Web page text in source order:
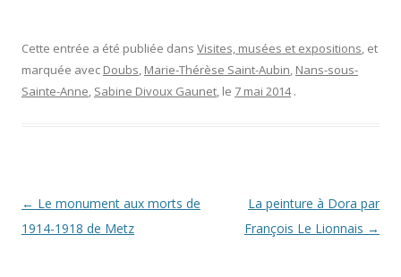
Cette entrée a été publiée dans Visites, musées et expositions, et
marquée avec Doubs, Marie-Thérèse Saint-Aubin, Nans-sous-
Sainte-Anne, Sabine Divoux Gaunet, le 7 mai 2014 .
Navigation
des
← Le monument aux morts de
1914-1918 de Metz
La peinture à Dora par
François Le Lionnais →